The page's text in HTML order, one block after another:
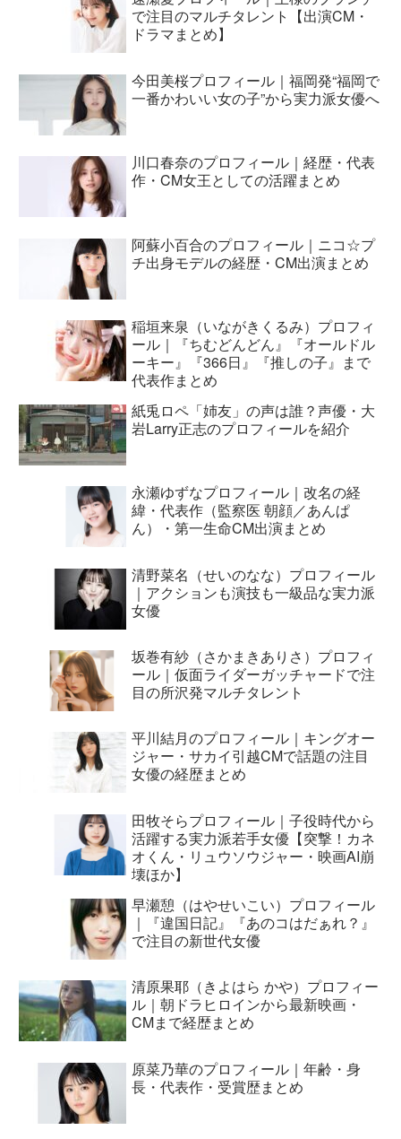
で注目のマルチタレント【出演CM・
ドラマまとめ】
今田美桜プロフィール｜福岡発“福岡で
一番かわいい女の子”から実力派女優へ
川口春奈のプロフィール｜経歴・代表
作・CM女王としての活躍まとめ
阿蘇小百合のプロフィール｜ニコ☆プ
チ出身モデルの経歴・CM出演まとめ
稲垣来泉（いながきくるみ）プロフィ
ール｜『ちむどんどん』『オールドル
ーキー』『366日』『推しの子』まで
代表作まとめ
紙兎ロペ「姉友」の声は誰？声優・大
岩Larry正志のプロフィールを紹介
永瀬ゆずなプロフィール｜改名の経
緯・代表作（監察医 朝顔／あんぱ
ん）・第一生命CM出演まとめ
清野菜名（せいのなな）プロフィール
｜アクションも演技も一級品な実力派
女優
坂巻有紗（さかまきありさ）プロフィ
ール｜仮面ライダーガッチャードで注
目の所沢発マルチタレント
平川結月のプロフィール｜キングオー
ジャー・サカイ引越CMで話題の注目
女優の経歴まとめ
田牧そらプロフィール｜子役時代から
活躍する実力派若手女優【突撃！カネ
オくん・リュウソウジャー・映画AI崩
壊ほか】
早瀬憩（はやせいこい）プロフィール
｜『違国日記』『あのコはだぁれ？』
で注目の新世代女優
清原果耶（きよはら かや）プロフィー
ル｜朝ドラヒロインから最新映画・
CMまで経歴まとめ
原菜乃華のプロフィール｜年齢・身
長・代表作・受賞歴まとめ